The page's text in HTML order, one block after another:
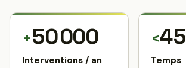
+50 000
Interventions / an
<45
Temps